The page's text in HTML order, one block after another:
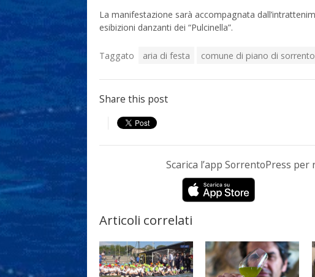
La manifestazione sarà accompagnata
esibizioni danzanti dei “Pulcinella”.
Taggato aria di festa comune di piano di sorrento
Share this post
Scarica l’app SorrentoPress
Articoli correlati